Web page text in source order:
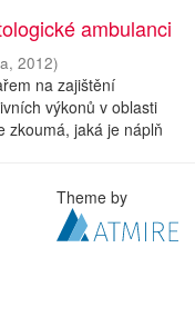
ambulanci
, 2012)
na zajištění
výkonů v oblasti
zkoumá, jaká je náplň
Theme by